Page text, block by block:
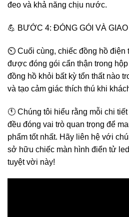
đeo và khả năng chịu nước.
💪 BƯỚC 4: ĐÓNG GÓI VÀ
⏲️ Cuối cùng, chiếc đồng hồ điện
được đóng gói cẩn thận trong
đồng hồ khỏi bất kỳ tổn thất nào
và tạo cảm giác thích thú khi
🕚 Chúng tôi hiểu rằng mỗi chi
đều đóng vai trò quan trọng để
phẩm tốt nhất. Hãy liên hệ với
sở hữu chiếc màn hình điển tử
tuyệt vời này!